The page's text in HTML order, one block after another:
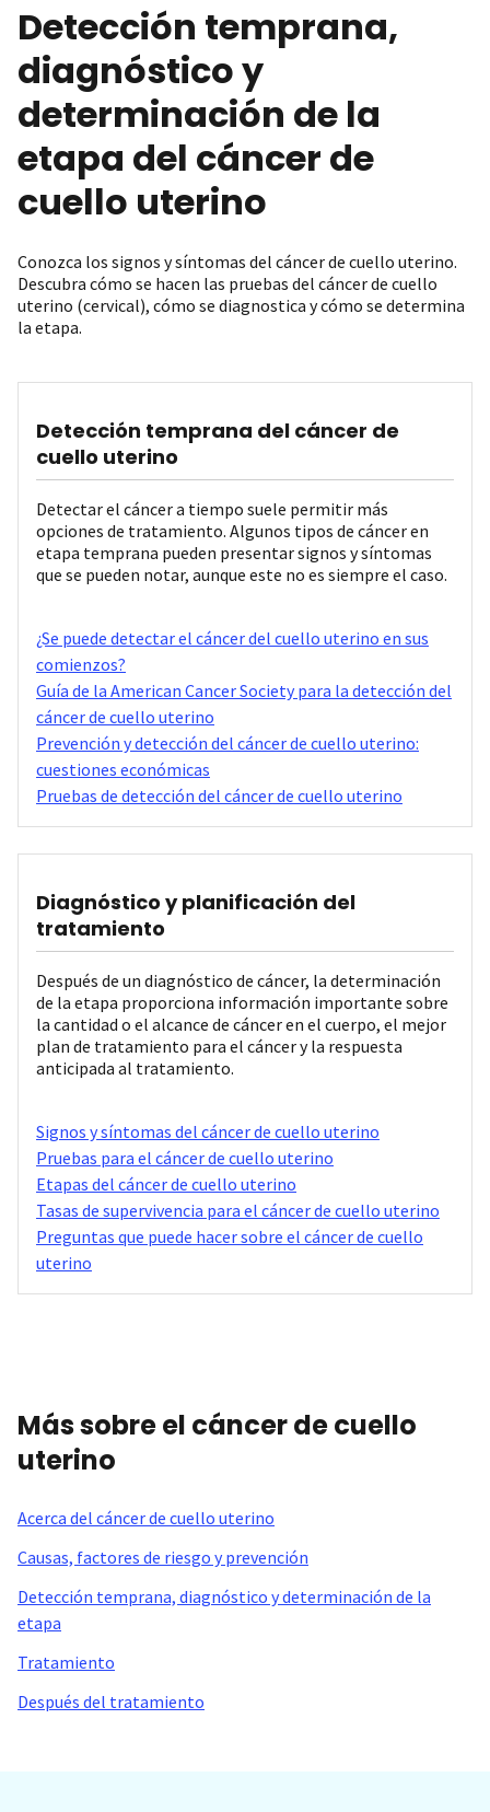
Detección temprana,
diagnóstico y
determinación de la
etapa del cáncer de
cuello uterino
Conozca los signos y síntomas del cáncer de cuello uterino.
Descubra cómo se hacen las pruebas del cáncer de cuello
uterino (cervical), cómo se diagnostica y cómo se determina
la etapa.
Detección temprana del cáncer de
cuello uterino
Detectar el cáncer a tiempo suele permitir más
opciones de tratamiento. Algunos tipos de cáncer en
etapa temprana pueden presentar signos y síntomas
que se pueden notar, aunque este no es siempre el caso.
¿Se puede detectar el cáncer del cuello uterino en sus
comienzos?
Guía de la American Cancer Society para la detección del
cáncer de cuello uterino
Prevención y detección del cáncer de cuello uterino:
cuestiones económicas‌
Pruebas de detección del cáncer de cuello uterino
Diagnóstico y planificación del
tratamiento
Después de un diagnóstico de cáncer, la determinación
de la etapa proporciona información importante sobre
la cantidad o el alcance de cáncer en el cuerpo, el mejor
plan de tratamiento para el cáncer y la respuesta
anticipada al tratamiento.
Signos y síntomas del cáncer de cuello uterino
Pruebas para el cáncer de cuello uterino
Etapas del cáncer de cuello uterino
Tasas de supervivencia para el cáncer de cuello uterino
Preguntas que puede hacer sobre el cáncer de cuello
uterino
Más sobre el cáncer de cuello
uterino
Acerca del cáncer de cuello uterino
Causas, factores de riesgo y prevención
Detección temprana, diagnóstico y determinación de la
etapa
Tratamiento
Después del tratamiento